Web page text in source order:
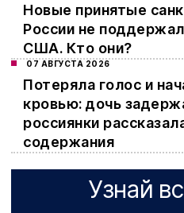
Новые принятые
России не
США. Кто они?
07 АВГУСТА 2026
Потеряла голос и
кровью: дочь
россиянки
содержания
Узнай